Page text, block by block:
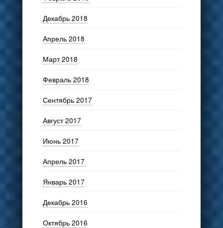
Декабрь 2018
Апрель 2018
Март 2018
Февраль 2018
Сентябрь 2017
Август 2017
Июнь 2017
Апрель 2017
Январь 2017
Декабрь 2016
Октябрь 2016